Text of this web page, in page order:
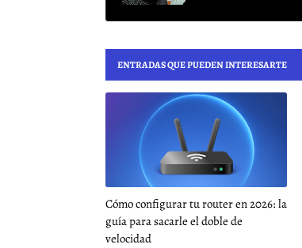
ENTRADAS QUE PUEDEN INTERESARTE
Cómo configurar tu router en 2026: la
guía para sacarle el doble de
velocidad